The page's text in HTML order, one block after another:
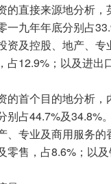
直接来源地分析，
一九年年底分别占
资及控股、地产、
占12.9%；以及进出
首个目的地分析，
别占44.7%及34.8%
、专业及商用服务
零售，占8.6%；以及